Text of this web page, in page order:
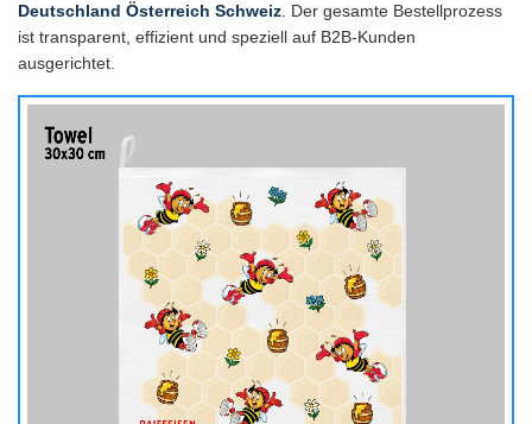
Deutschland Österreich Schweiz . Der gesamte Bestellprozess
ist transparent, effizient und speziell auf B2B-Kunden
ausgerichtet.